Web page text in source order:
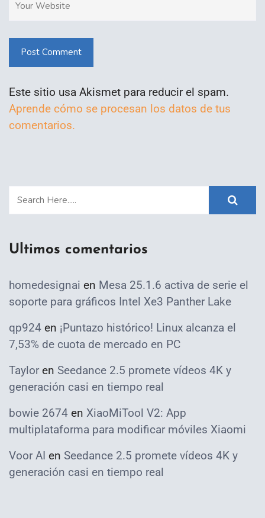
Post Comment
Este sitio usa Akismet para reducir el spam.
Aprende cómo se procesan los datos de tus
comentarios.
Ultimos comentarios
homedesignai en Mesa 25.1.6 activa de serie el
soporte para gráficos Intel Xe3 Panther Lake
qp924 en ¡Puntazo histórico! Linux alcanza el
7,53% de cuota de mercado en PC
Taylor en Seedance 2.5 promete vídeos 4K y
generación casi en tiempo real
bowie 2674 en XiaoMiTool V2: App
multiplataforma para modificar móviles Xiaomi
Voor AI en Seedance 2.5 promete vídeos 4K y
generación casi en tiempo real